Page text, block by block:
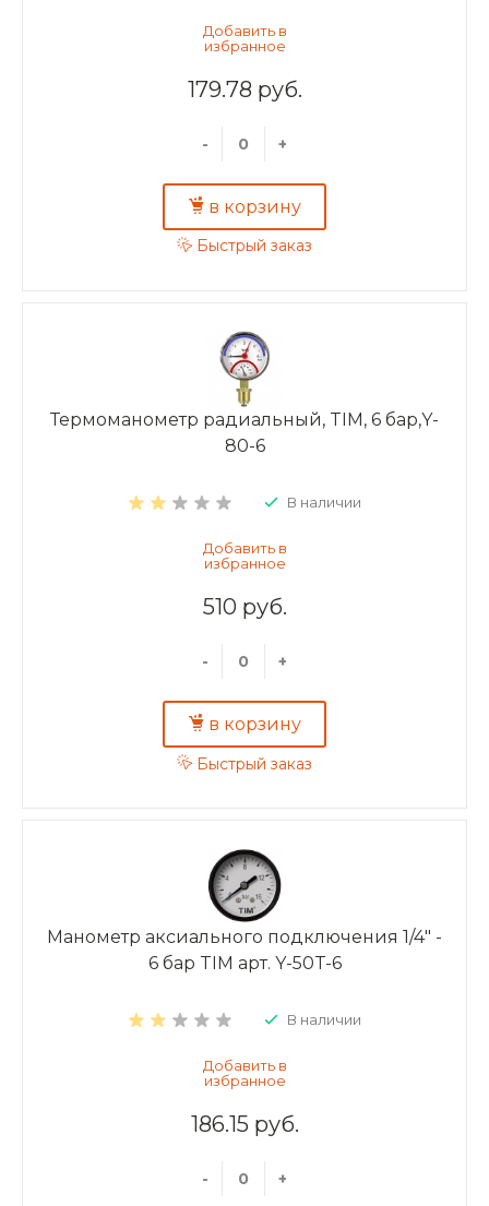
179.78 руб.
- +
в корзину
Быстрый заказ
Термоманометр радиальный, TIM, 6 бар,Y-
80-6
В наличии
510 руб.
- +
в корзину
Быстрый заказ
Манометр аксиального подключения 1/4" -
6 бар TIM арт. Y-50T-6
В наличии
186.15 руб.
- +